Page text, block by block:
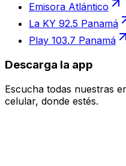
Emisora Atlántico
La KY 92.5 Panamá
Play 103.7 Panamá
Descarga la app
Escucha todas nuestras
celular, donde estés.